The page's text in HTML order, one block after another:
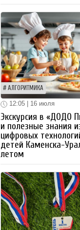
АЛГОРИТМИКА
12:05 | 16 июля
Экскурсия в «ДОДО
и полезные знания
цифровых
детей Каменска-
летом